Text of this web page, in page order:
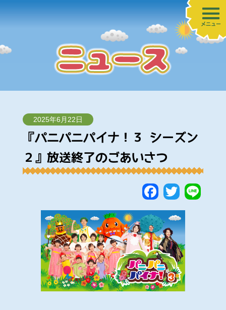
メニュー
2025年6月22日
『パニパニパイナ！３ シーズン
２』放送終了のごあいさつ